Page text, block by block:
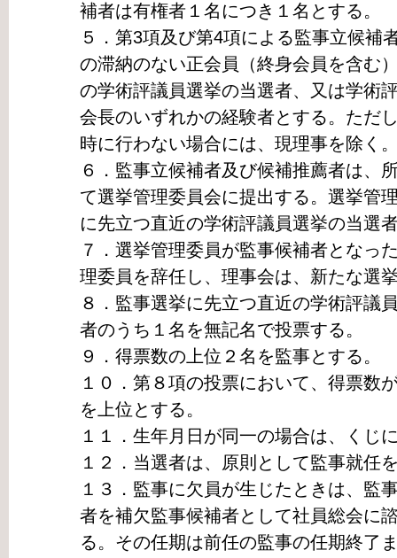
補者は有権者１名につき１名とする。
５．第3項及び第4項による監事立候補
の滞納のない正会員（終身会員を含む
の学術評議員選挙の当選者、又は学術
会長のいずれかの経験者とする。ただ
時に行わない場合には、現理事を除く
６．監事立候補者及び候補推薦者は、
て選挙管理委員会に提出する。選挙管
に先立つ直近の学術評議員選挙の当選
７．選挙管理委員が監事候補者となっ
理委員を辞任し、理事会は、新たな選
８．監事選挙に先立つ直近の学術評議
者のうち１名を無記名で投票する。
９．得票数の上位２名を監事とする。
１０．第８項の投票において、得票数
を上位とする。
１１．生年月日が同一の場合は、くじ
１２．当選者は、原則として監事就任
１３．監事に欠員が生じたときは、監
者を補欠監事候補者として社員総会に
る。その任期は前任の監事の任期終了